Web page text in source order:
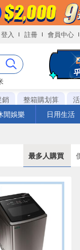
登入 註冊 會員中心
銷 整箱購划算
閒娛樂 日用生活
最多人購買